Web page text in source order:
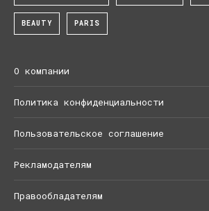
BEAUTY PARIS
О компании
Политика конфиденциальности
Пользовательское соглашение
Рекламодателям
Правообладателям